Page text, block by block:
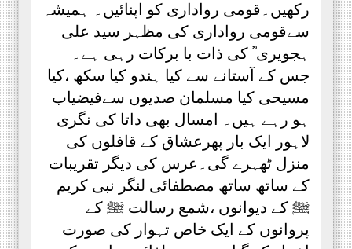
رکھیں۔قومی رواداری کو اپنائیں۔ ہمیشہ
سےقومی رواداری کی مظہر سید علی
ہجویری ؒ کی ذات با برکات رہی ہے۔
جس کے آستانے سے کیا ہندو کیا سکھ ،کیا
مسیحی کیا مسلمان صدیوں سےفیضیاب
ہو رہے ہیں۔ امسال بھی داتا کی نگری
لاہور ایک بار پھرعشاق کے قافلوں کی
منزل ٹھہرے گی۔عرس کی دیگر تقریبات
کے ساتھ ساتھ مصطفائی لنگر نبی کریم
ﷺ کے دیوانوں ،شمع رسالت ﷺ کے
پروانوں کے ایک خاص تہوار کی صورت